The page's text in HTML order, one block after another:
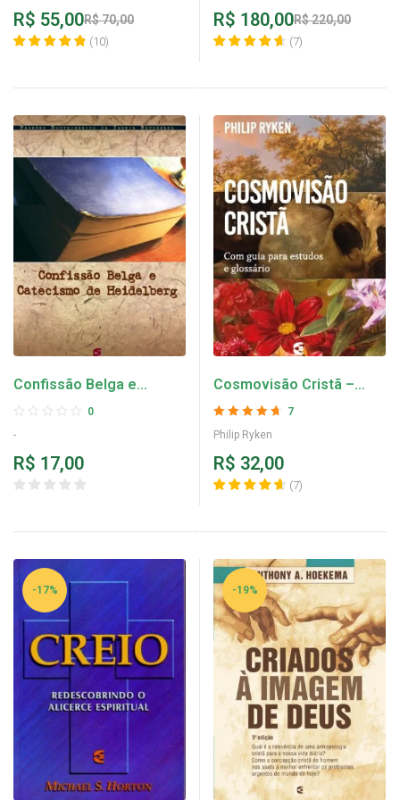
R$70,00
R$ 55,00
(10)
R$220,00
R$ 180,00
(7)
Confissão Belga e
Catecismo de Heidelberg
0
-
R$ 17,00
Cosmovisão Cristã –
Philip Ryken
7
Philip Ryken
R$ 32,00
(7)
-17% -19%